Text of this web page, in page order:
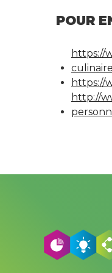
POUR
https://
https://
http://